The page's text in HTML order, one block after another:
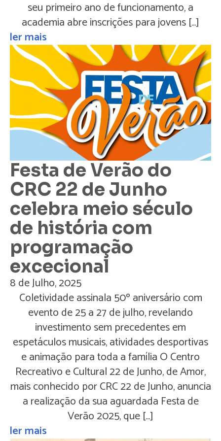
seu primeiro ano de funcionamento, a
academia abre inscrições para jovens […]
ler mais
Festa de Verão do
CRC 22 de Junho
celebra meio século
de história com
programação
excecional
8 de Julho, 2025
Coletividade assinala 50º aniversário com
evento de 25 a 27 de julho, revelando
investimento sem precedentes em
espetáculos musicais, atividades desportivas
e animação para toda a família O Centro
Recreativo e Cultural 22 de Junho, de Amor,
mais conhecido por CRC 22 de Junho, anuncia
a realização da sua aguardada Festa de
Verão 2025, que […]
ler mais